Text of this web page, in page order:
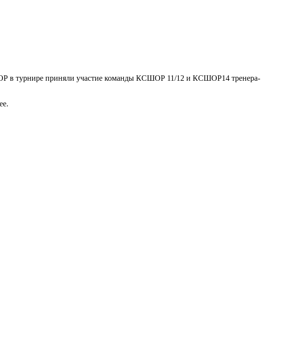
в турнире приняли участие команды КСШОР 11/12 и КСШОР14 тренера-